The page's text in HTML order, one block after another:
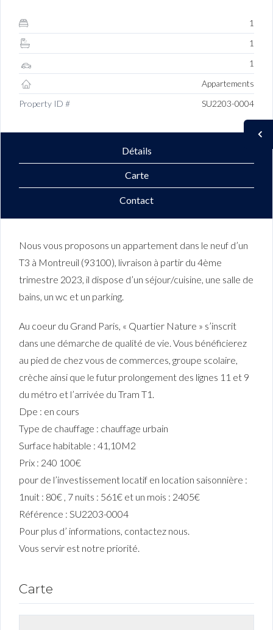
1
1
1
Appartements
Property ID #
SU2203-0004
Détails
Carte
Contact
Nous vous proposons un appartement dans le neuf d’un
T3 à Montreuil (93100), livraison à partir du 4ème
trimestre 2023, il dispose d’un séjour/cuisine, une salle de
bains, un wc et un parking.
Au coeur du Grand Paris, « Quartier Nature » s’inscrit
dans une démarche de qualité de vie. Vous bénéficierez
au pied de chez vous de commerces, groupe scolaire,
crèche ainsi que le futur prolongement des lignes 11 et 9
du métro et l’arrivée du Tram T1.
Dpe : en cours
Type de chauffage : chauffage urbain
Surface habitable : 41,10M2
Prix : 240 100€
pour de l’investissement locatif en location saisonnière :
1nuit : 80€ , 7 nuits : 561€ et un mois : 2405€
Référence : SU2203-0004
Pour plus d’ informations, contactez nous.
Vous servir est notre priorité.
Carte